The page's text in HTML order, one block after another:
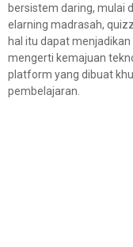
bersistem daring, mulai
elarning madrasah,
hal itu dapat
mengerti kemajuan
platform yang dibuat
pembelajaran.